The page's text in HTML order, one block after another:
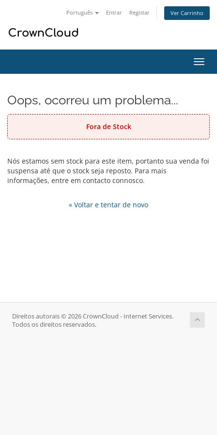
Português Entrar Registar Ver Carrinho
Oops, ocorreu um problema...
Fora de Stock
Nós estamos sem stock para este item, portanto sua venda foi
suspensa até que o stock seja reposto. Para mais
informações, entre em contacto connosco.
« Voltar e tentar de novo
Direitos autorais © 2026 CrownCloud - Internet Services.
Todos os direitos reservados.